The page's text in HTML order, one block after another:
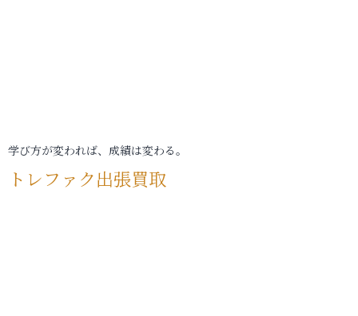
学び方が変われば、成績は変わる。
トレファク出張買取